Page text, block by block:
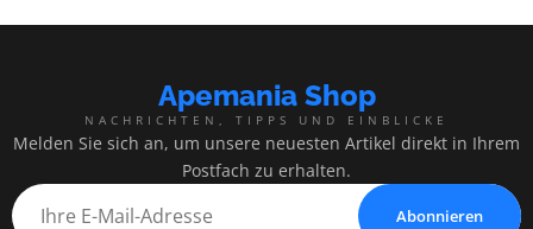
Apemania Shop
NACHRICHTEN, TIPPS UND EINBLICKE
Melden Sie sich an, um unsere neuesten Artikel direkt in Ihrem
Postfach zu erhalten.
Abonnieren